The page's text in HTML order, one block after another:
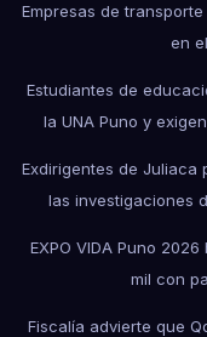
Empresas de
en
Estudiantes de
la UNA Puno y
Exdirigentes de Juliaca
las investigaciones
EXPO VIDA Puno
mil con
Fiscalía advierte que